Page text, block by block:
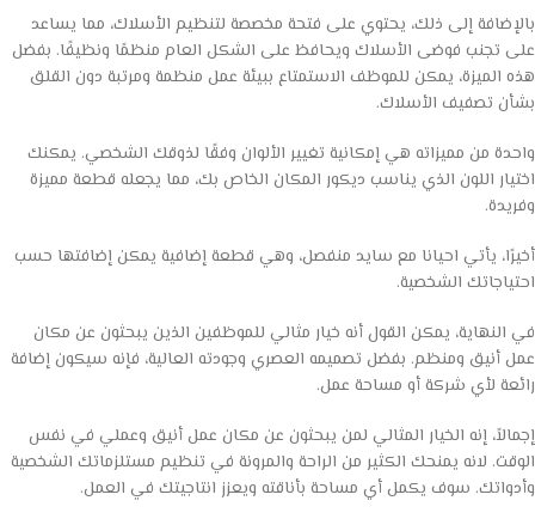
بالإضافة إلى ذلك، يحتوي على فتحة مخصصة لتنظيم الأسلاك، مما يساعد
على تجنب فوضى الأسلاك ويحافظ على الشكل العام منظمًا ونظيفًا. بفضل
هذه الميزة، يمكن للموظف الاستمتاع ببيئة عمل منظمة ومرتبة دون القلق
بشأن تصفيف الأسلاك.
واحدة من مميزاته هي إمكانية تغيير الألوان وفقًا لذوقك الشخصي. يمكنك
اختيار اللون الذي يناسب ديكور المكان الخاص بك، مما يجعله قطعة مميزة
وفريدة.
أخيرًا، يأتي احيانا مع سايد منفصل، وهي قطعة إضافية يمكن إضافتها حسب
احتياجاتك الشخصية.
في النهاية، يمكن القول أنه خيار مثالي للموظفين الذين يبحثون عن مكان
عمل أنيق ومنظم. بفضل تصميمه العصري وجودته العالية، فإنه سيكون إضافة
رائعة لأي شركة أو مساحة عمل.
إجمالاً، إنه الخيار المثالي لمن يبحثون عن مكان عمل أنيق وعملي في نفس
الوقت. لانه يمنحك الكثير من الراحة والمرونة في تنظيم مستلزماتك الشخصية
وأدواتك. سوف يكمل أي مساحة بأناقته ويعزز انتاجيتك في العمل.